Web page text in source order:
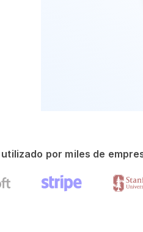
por miles de